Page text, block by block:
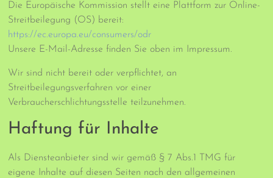
Die Europäische Kommission stellt eine Plattform zur Online-
Streitbeilegung (OS) bereit:
https://ec.europa.eu/consumers/odr
Unsere E-Mail-Adresse finden Sie oben im Impressum.
Wir sind nicht bereit oder verpflichtet, an
Streitbeilegungsverfahren vor einer
Verbraucherschlichtungsstelle teilzunehmen.
Haftung für Inhalte
Als Diensteanbieter sind wir gemäß § 7 Abs.1 TMG für
eigene Inhalte auf diesen Seiten nach den allgemeinen